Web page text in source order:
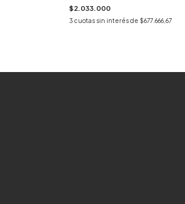
$2.033.000
3 cuotas sin interés de $677.666,67